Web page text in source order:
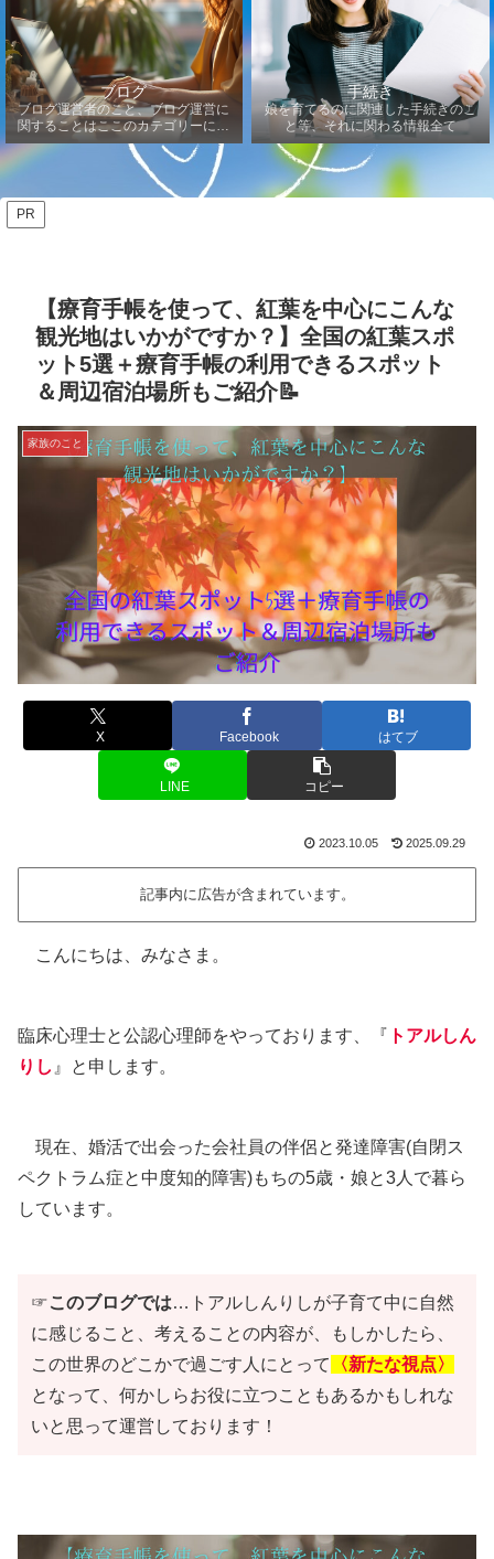
ブログ
ブログ運営者のこと、ブログ運営に
関することはここのカテゴリーにな
ります
手続き
娘を育てるのに関連した手続きのこ
と等、それに関わる情報全て
PR
【療育手帳を使って、紅葉を中心にこんな
観光地はいかがですか？】全国の紅葉スポ
ット5選＋療育手帳の利用できるスポット
＆周辺宿泊場所もご紹介📝
家族のこと
X Facebook はてブ
LINE コピー
2023.10.05 2025.09.29
記事内に広告が含まれています。
こんにちは、みなさま。
臨床心理士と公認心理師をやっております、『 トアルしん
りし 』と申します。
現在、婚活で出会った会社員の伴侶と発達障害(自閉ス
ペクトラム症と中度知的障害)もちの5歳・娘と3人で暮ら
しています。
☞このブログでは…トアルしんりしが子育て中に自然
に感じること、考えることの内容が、もしかしたら、
この世界のどこかで過ごす人にとって
〈新たな視点〉
となって、何かしらお役に立つこともあるかもしれな
いと思って運営しております！